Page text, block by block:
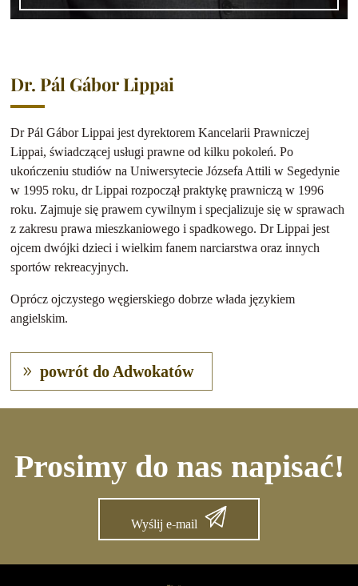
Dr. Pál Gábor Lippai
Dr Pál Gábor Lippai jest dyrektorem Kancelarii Prawniczej
Lippai, świadczącej usługi prawne od kilku pokoleń. Po
ukończeniu studiów na Uniwersytecie Józsefa Attili w Segedynie
w 1995 roku, dr Lippai rozpoczął praktykę prawniczą w 1996
roku. Zajmuje się prawem cywilnym i specjalizuje się w sprawach
z zakresu prawa mieszkaniowego i spadkowego. Dr Lippai jest
ojcem dwójki dzieci i wielkim fanem narciarstwa oraz innych
sportów rekreacyjnych.
Oprócz ojczystego węgierskiego dobrze włada językiem
angielskim.
powrót do Adwokatów
Prosimy do nas napisać!
Wyślij e-mail